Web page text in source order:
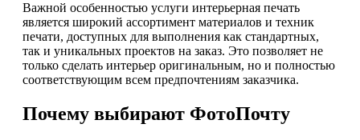
Важной особенностью услуги интерьерная печать
является широкий ассортимент материалов и техник
печати, доступных для выполнения как стандартных,
так и уникальных проектов на заказ. Это позволяет не
только сделать интерьер оригинальным, но и полностью
соответствующим всем предпочтениям заказчика.
Почему выбирают ФотоПочту